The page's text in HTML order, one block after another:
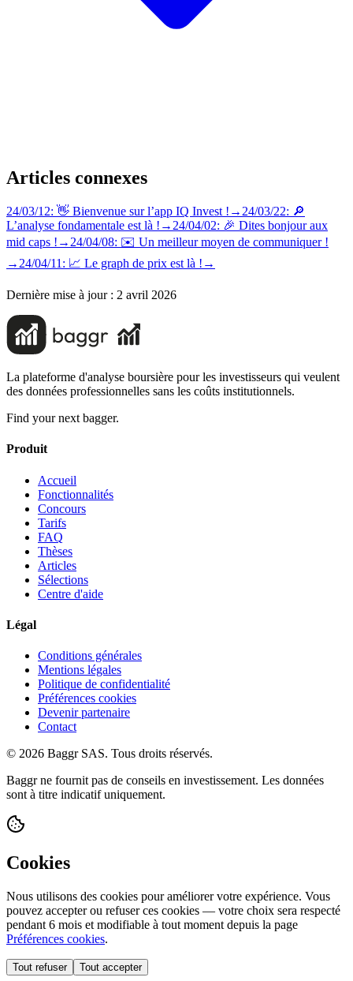
Articles connexes
24/03/12: 👋 Bienvenue sur l’app IQ Invest ! → 24/03/22: 🔎
L’analyse fondamentale est là ! → 24/04/02: 🎉 Dites bonjour aux
mid caps ! → 24/04/08: ✉️ Un meilleur moyen de communiquer !
→ 24/04/11: 📈 Le graph de prix est là ! →
Dernière mise à jour : 2 avril 2026
La plateforme d'analyse boursière pour les investisseurs qui veulent
des données professionnelles sans les coûts institutionnels.
Find your next bagger.
Produit
Accueil
Fonctionnalités
Concours
Tarifs
FAQ
Thèses
Articles
Sélections
Centre d'aide
Légal
Conditions générales
Mentions légales
Politique de confidentialité
Préférences cookies
Devenir partenaire
Contact
© 2026 Baggr SAS. Tous droits réservés.
Baggr ne fournit pas de conseils en investissement. Les données
sont à titre indicatif uniquement.
Cookies
Nous utilisons des cookies pour améliorer votre expérience. Vous
pouvez accepter ou refuser ces cookies — votre choix sera respecté
pendant 6 mois et modifiable à tout moment depuis la page
Préférences cookies.
Tout refuser Tout accepter